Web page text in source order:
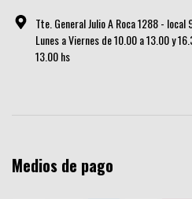
Tte. General Julio A Roca 1288 -
Lunes a Viernes de 10.00 a 13.00 y
13.00 hs
Medios de pago